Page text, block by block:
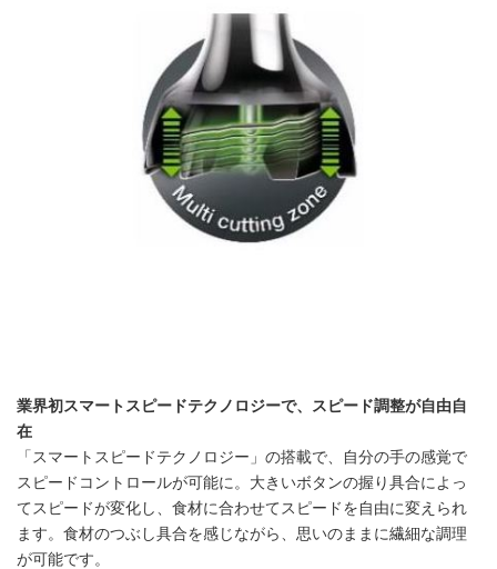
業界初スマートスピードテクノロジーで、スピード調整が自由自
在
「スマートスピードテクノロジー」の搭載で、自分の手の感覚で
スピードコントロールが可能に。大きいボタンの握り具合によっ
てスピードが変化し、食材に合わせてスピードを自由に変えられ
ます。食材のつぶし具合を感じながら、思いのままに繊細な調理
が可能です。